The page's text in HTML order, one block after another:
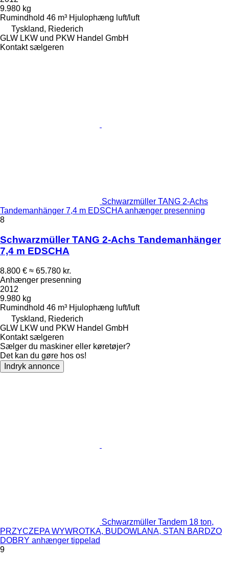
9.980 kg
Rumindhold 46 m³ Hjulophæng luft/luft
Tyskland, Riederich
GLW LKW und PKW Handel GmbH
Kontakt sælgeren
Schwarzmüller TANG 2-Achs
Tandemanhänger 7,4 m EDSCHA anhænger presenning
8
Schwarzmüller TANG 2-Achs Tandemanhänger
7,4 m EDSCHA
8.800 € ≈ 65.780 kr.
Anhænger presenning
2012
9.980 kg
Rumindhold 46 m³ Hjulophæng luft/luft
Tyskland, Riederich
GLW LKW und PKW Handel GmbH
Kontakt sælgeren
Sælger du maskiner eller køretøjer?
Det kan du gøre hos os!
Indryk annonce
Schwarzmüller Tandem 18 ton,
PRZYCZEPA WYWROTKA, BUDOWLANA, STAN BARDZO
DOBRY anhænger tippelad
9